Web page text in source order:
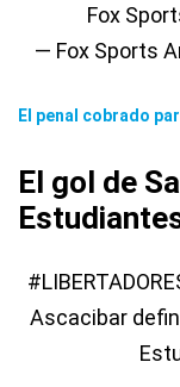
Fox
— Fox Sports
El penal cobrado
El gol de
Ascacibar